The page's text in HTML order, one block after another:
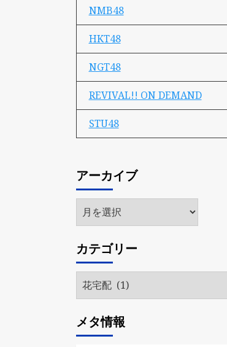
NMB48
HKT48
NGT48
REVIVAL!! ON DEMAND
STU48
アーカイブ
ア
ー
イ
ブ
カテゴリー
カ
テ
リ
ー
メタ情報